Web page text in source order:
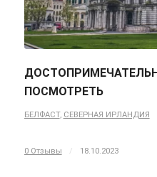
ПОСМОТРЕТЬ
БЕЛФАСТ, СЕВЕРНАЯ ИРЛАНДИЯ
0 Отзывы / 18.10.2023